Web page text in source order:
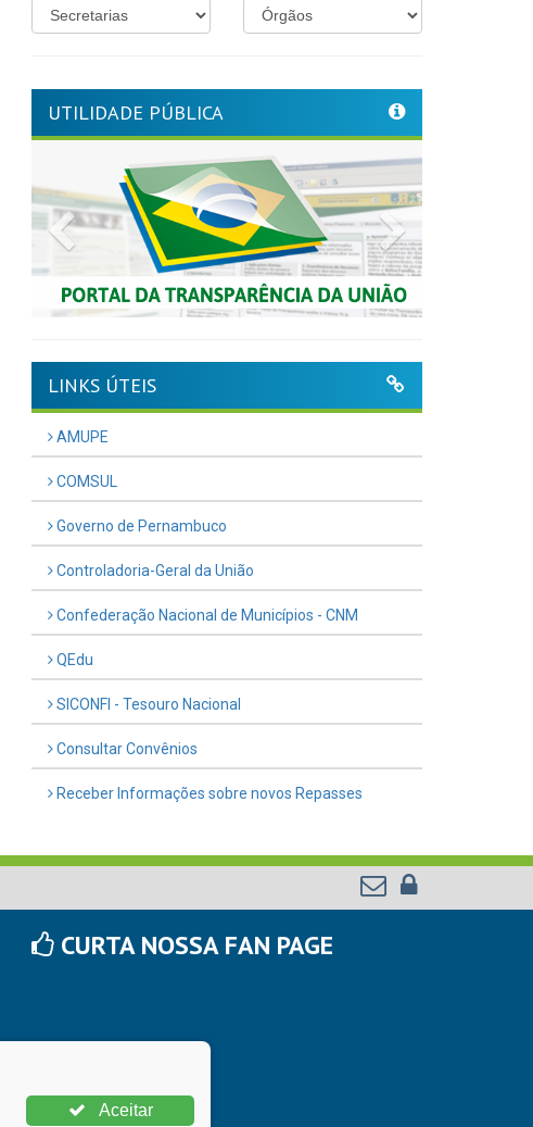
UTILIDADE PÚBLICA
Previous
LINKS ÚTEIS
AMUPE
COMSUL
Governo de Pernambuco
Controladoria-Geral da União
Confederação Nacional de Municípios - CNM
QEdu
SICONFI - Tesouro Nacional
Consultar Convênios
Receber Informações sobre novos Repasses
CURTA NOSSA FAN PAGE
Aceitar